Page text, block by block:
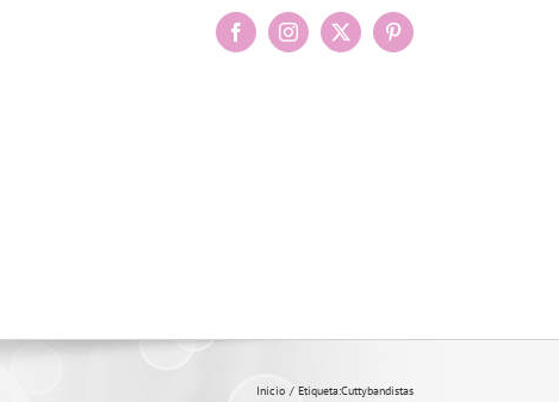
FacebookInstagram
X Pinterest
Inicio Etiqueta:Cuttybandistas